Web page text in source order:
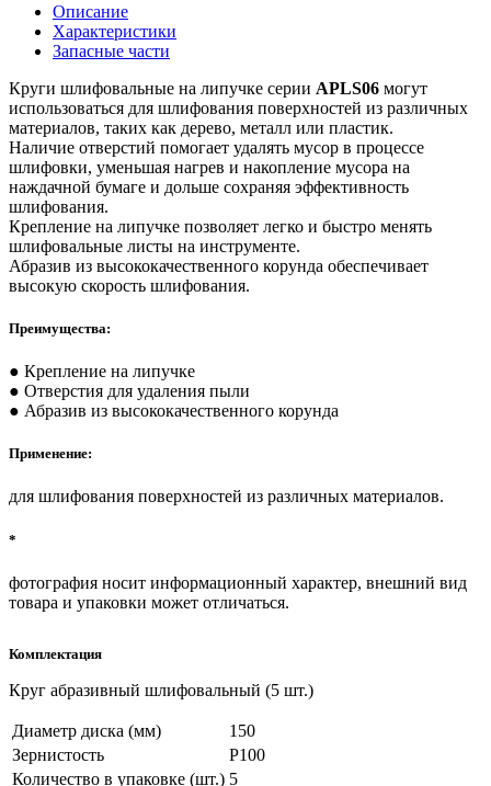
Описание
Характеристики
Запасные части
Круги шлифовальные на липучке серии APLS06 могут
использоваться для шлифования поверхностей из различных
материалов, таких как дерево, металл или пластик.
Наличие отверстий помогает удалять мусор в процессе
шлифовки, уменьшая нагрев и накопление мусора на
наждачной бумаге и дольше сохраняя эффективность
шлифования.
Крепление на липучке позволяет легко и быстро менять
шлифовальные листы на инструменте.
Абразив из высококачественного корунда обеспечивает
высокую скорость шлифования.
Преимущества:
● Крепление на липучке
● Отверстия для удаления пыли
● Абразив из высококачественного корунда
Применение:
для шлифования поверхностей из различных материалов.
*
фотография носит информационный характер, внешний вид
товара и упаковки может отличаться.
Комплектация
Круг абразивный шлифовальный (5 шт.)
Диаметр диска (мм)
150
Зернистость
Р100
Количество в упаковке (шт.) 5